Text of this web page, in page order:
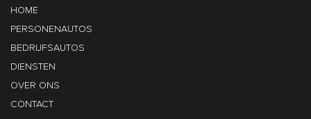
HOME
PERSONENAUTOS
BEDRIJFSAUTOS
DIENSTEN
OVER ONS
CONTACT